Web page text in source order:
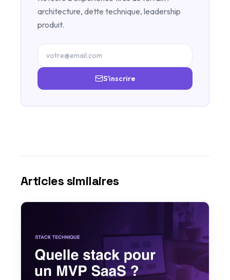
architecture, dette technique, leadership
produit.
S'inscrire
Articles similaires